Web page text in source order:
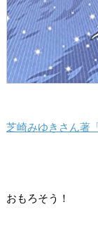
芝崎みゆきさん著
おもろそう！